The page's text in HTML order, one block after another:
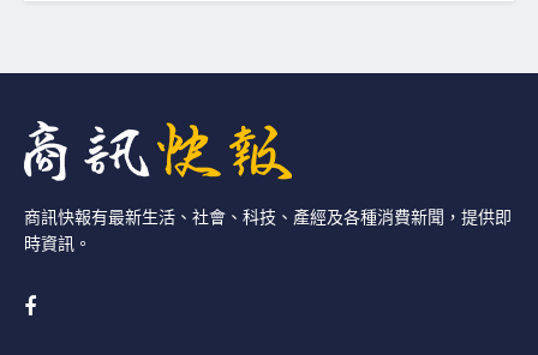
商訊快報有最新生活、社會、科技、產經及各種消費新聞，提供即
時資訊。